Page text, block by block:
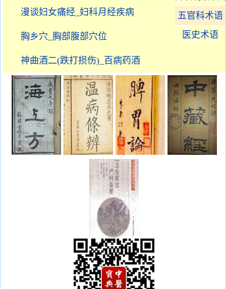
五官科术语
医史术语
漫谈妇女痛经_妇科月经疾病
胸乡穴_胸部腹部穴位
神曲酒二(跌打损伤)_百病药酒